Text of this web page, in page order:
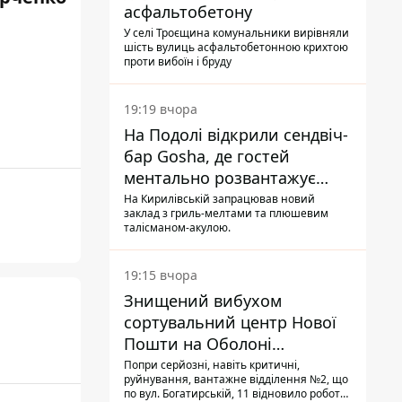
асфальтобетону
У селі Троєщина комунальники вирівняли
шість вулиць асфальтобетонною крихтою
проти вибоїн і бруду
19:19 вчора
На Подолі відкрили сендвіч-
бар Gosha, де гостей
ментально розвантажує
акула
На Кирилівській запрацював новий
заклад з гриль-мелтами та плюшевим
талісманом-акулою.
19:15 вчора
Знищений вибухом
сортувальний центр Нової
Пошти на Оболоні
запрацював - видають
посилки
Попри серйозні, навіть критичні,
руйнування, вантажне відділення №2, що
по вул. Богатирській, 11 відновило роботу: